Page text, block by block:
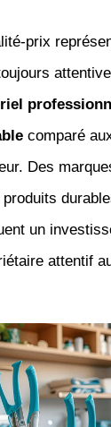
prix
comparé
Des
un
attentif